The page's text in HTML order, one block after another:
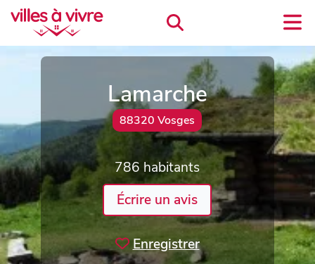
Lamarche
88320 Vosges
786 habitants
Écrire un avis
Enregistrer